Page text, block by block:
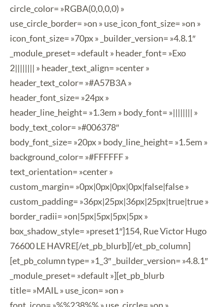
circle_color= »RGBA(0,0,0,0) »
use_circle_border= »on » use_icon_font_size= »on »
icon_font_size= »70px » _builder_version= »4.8.1″
_module_preset= »default » header_font= »Exo
2|||||||| » header_text_align= »center »
header_text_color= »#A57B3A »
header_font_size= »24px »
header_line_height= »1.3em » body_font= »|||||||| »
body_text_color= »#006378″
body_font_size= »20px » body_line_height= »1.5em »
background_color= »#FFFFFF »
text_orientation= »center »
custom_margin= »0px|0px|0px|0px|false|false »
custom_padding= »36px|25px|36px|25px|true|true »
border_radii= »on|5px|5px|5px|5px »
box_shadow_style= »preset1″]154, Rue Victor Hugo
76600 LE HAVRE[/et_pb_blurb][/et_pb_column]
[et_pb_column type= »1_3″ _builder_version= »4.8.1″
_module_preset= »default »][et_pb_blurb
title= »MAIL » use_icon= »on »